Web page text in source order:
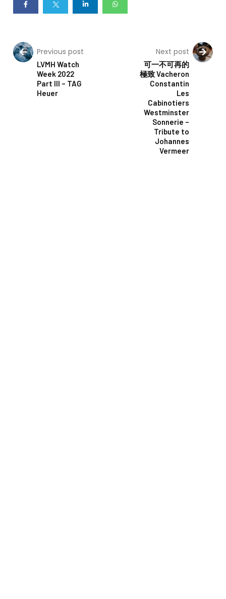
Previous post
LVMH Watch
Week 2022
Part III – TAG
Heuer
Next post
可一不可再的
極致 Vacheron
Constantin
Les
Cabinotiers
Westminster
Sonnerie –
Tribute to
Johannes
Vermeer